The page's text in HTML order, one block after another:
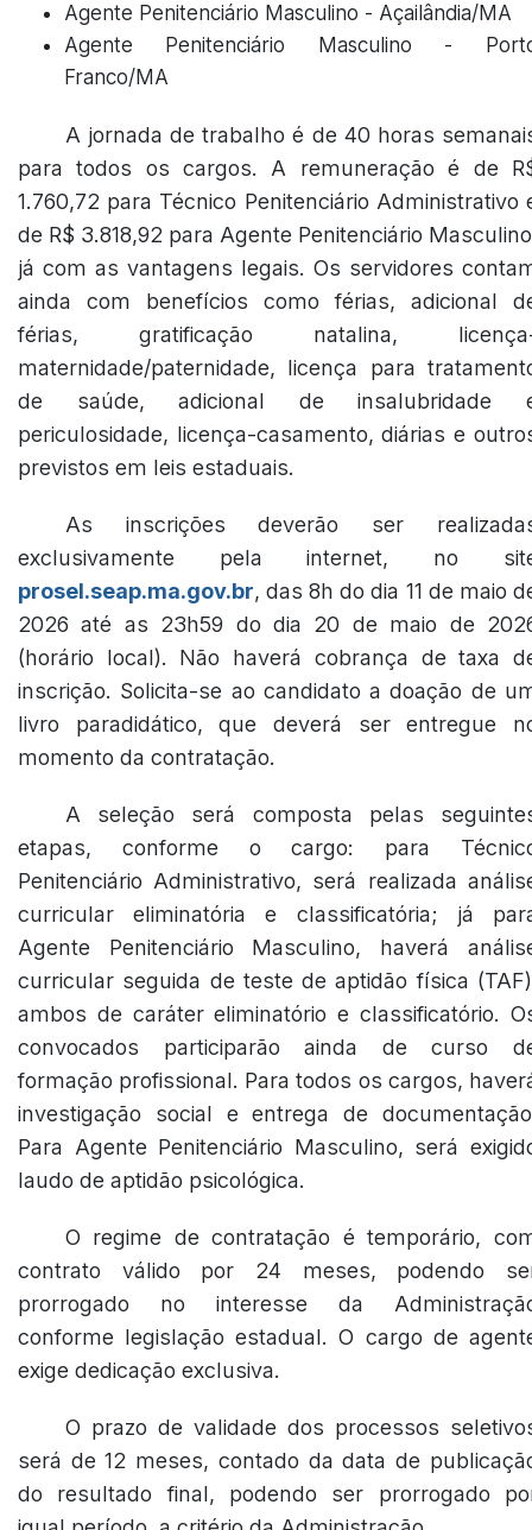
Agente Penitenciário Masculino - Açailândia/MA
Agente Penitenciário Masculino -
Franco/MA
A jornada de trabalho é de 40 horas
para todos os cargos. A remuneração é de
1.760,72 para Técnico Penitenciário Administrativo
de R$ 3.818,92 para Agente Penitenciário
já com as vantagens legais. Os servidores
ainda com benefícios como férias, adicional
férias, gratificação natalina,
maternidade/paternidade, licença para
de saúde, adicional de insalubridade
periculosidade, licença-casamento, diárias e
previstos em leis estaduais.
As inscrições deverão ser
exclusivamente pela internet, no
prosel.seap.ma.gov.br, das 8h do dia 11 de maio
2026 até as 23h59 do dia 20 de maio de
(horário local). Não haverá cobrança de taxa
inscrição. Solicita-se ao candidato a doação de
livro paradidático, que deverá ser entregue
momento da contratação.
A seleção será composta pelas
etapas, conforme o cargo: para
Penitenciário Administrativo, será realizada
curricular eliminatória e classificatória; já
Agente Penitenciário Masculino, haverá
curricular seguida de teste de aptidão física
ambos de caráter eliminatório e classificatório.
convocados participarão ainda de curso
formação profissional. Para todos os cargos,
investigação social e entrega de
Para Agente Penitenciário Masculino, será
laudo de aptidão psicológica.
O regime de contratação é temporário,
contrato válido por 24 meses, podendo
prorrogado no interesse da
conforme legislação estadual. O cargo de
exige dedicação exclusiva.
O prazo de validade dos processos
será de 12 meses, contado da data de
do resultado final, podendo ser prorrogado